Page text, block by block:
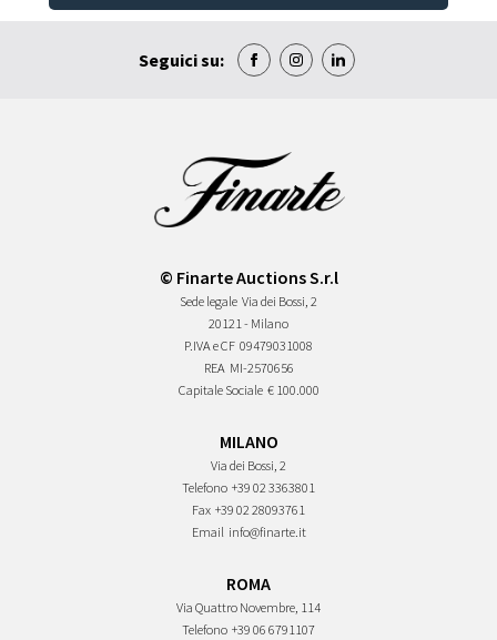
Seguici su:
© Finarte Auctions S.r.l
Sede legale Via dei Bossi, 2
20121 - Milano
P.IVA e CF 09479031008
REA MI-2570656
Capitale Sociale € 100.000
MILANO
Via dei Bossi, 2
Telefono +39 02 3363801
Fax +39 02 28093761
Email info@finarte.it
ROMA
Via Quattro Novembre, 114
Telefono +39 06 6791107